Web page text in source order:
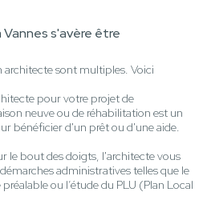
s'avère être
architecte sont multiples. Voici
pour votre projet de
neuve ou de réhabilitation est un
bénéficier d'un prêt ou d'une aide.
le bout des doigts, l'architecte vous
administratives telles que le
ou l’étude du PLU (Plan Local